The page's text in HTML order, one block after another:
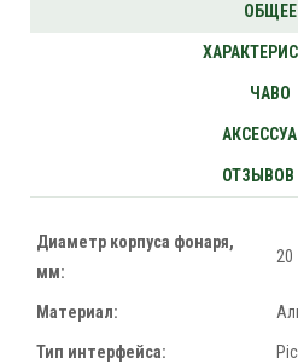
ОБЩЕЕ
ЧАВО
ОТЗЫВОВ
Диаметр корпуса фонаря,
мм:
20
Материал:
Тип интерфейса: